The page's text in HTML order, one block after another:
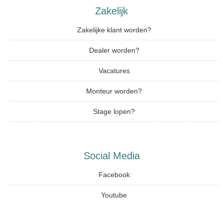
Zakelijk
Zakelijke klant worden?
Dealer worden?
Vacatures
Monteur worden?
Stage lopen?
Social Media
Facebook
Youtube